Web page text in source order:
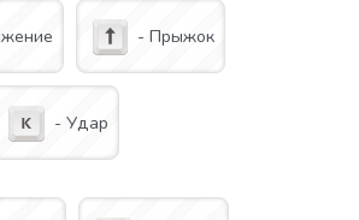
- Прыжок
- Удар